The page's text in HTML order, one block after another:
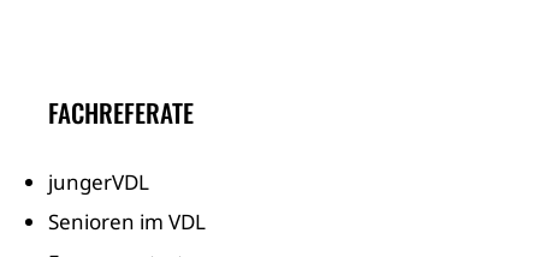
FACHREFERATE
jungerVDL
Senioren im VDL